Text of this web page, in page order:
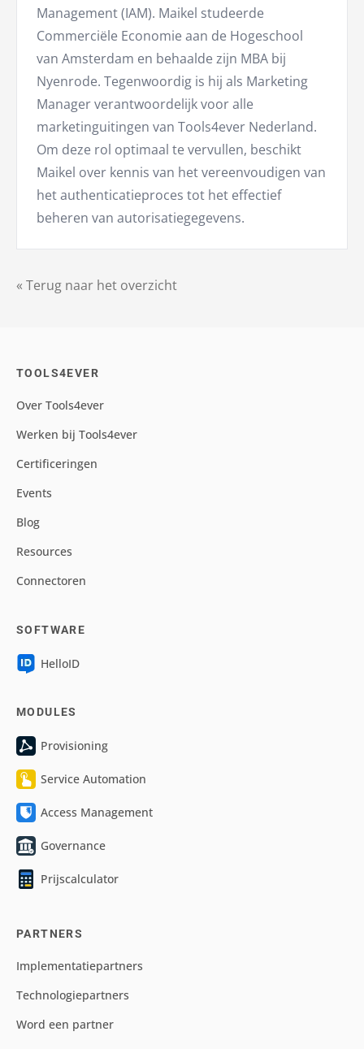
« Terug naar het overzicht
Management (IAM). Maikel studeerde
Commerciële Economie aan de Hogeschool
van Amsterdam en behaalde zijn MBA bij
Nyenrode. Tegenwoordig is hij als Marketing
Manager verantwoordelijk voor alle
marketinguitingen van Tools4ever Nederland.
Om deze rol optimaal te vervullen, beschikt
Maikel over kennis van het vereenvoudigen van
het authenticatieproces tot het effectief
beheren van autorisatiegegevens.
TOOLS4EVER
Over Tools4ever
Werken bij Tools4ever
Certificeringen
Events
Blog
Resources
Connectoren
SOFTWARE
HelloID
MODULES
Provisioning
Service Automation
Access Management
Governance
Prijscalculator
PARTNERS
Implementatiepartners
Technologiepartners
Word een partner